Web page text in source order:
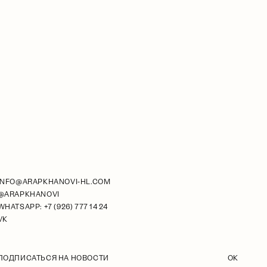
INFO@ARAPKHANOVI-HL.COM
+7 (926) 777 14 24
НА НОВОСТИ OK